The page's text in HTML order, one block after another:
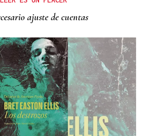
ajuste de cuentas